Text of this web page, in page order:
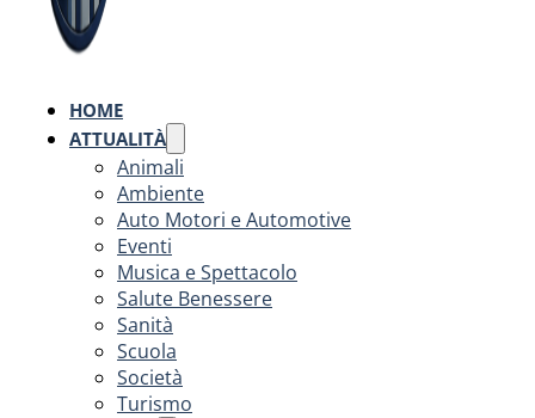
HOME
ATTUALITÀ
Animali
Ambiente
Auto Motori e Automotive
Eventi
Musica e Spettacolo
Salute Benessere
Sanità
Scuola
Società
Turismo